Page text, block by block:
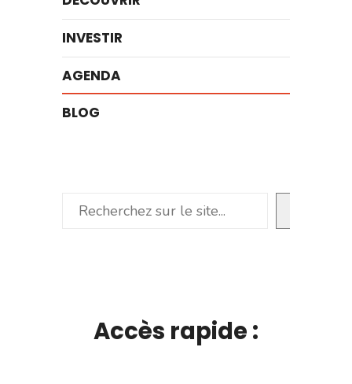
INVESTIR
AGENDA
BLOG
Rechercher
Accès rapide :